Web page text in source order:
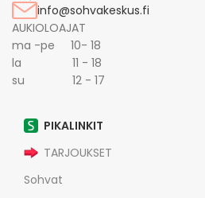
info@sohvakeskus.fi
AUKIOLOAJAT
ma -pe 10- 18
la 11 - 18
su 12 - 17
PIKALINKIT
TARJOUKSET
Sohvat